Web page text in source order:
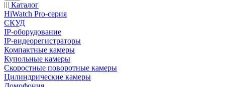
Каталог
HiWatch Pro-серия
CКУД
IP-оборудование
IP-видеорегистраторы
Компактные камеры
Купольные камеры
Скоростные поворотные камеры
Цилиндрические камеры